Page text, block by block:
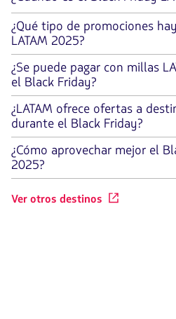
¿Qué tipo de promociones
LATAM 2025?
¿Se puede pagar con millas
el Black Friday?
¿LATAM ofrece ofertas a
durante el Black Friday?
¿Cómo aprovechar mejor el
2025?
Ver otros destinos